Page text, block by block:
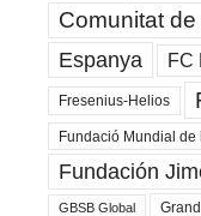
Comunitat de
Espanya FC
Fresenius-Helios
Fundació Mundial de
Fundación
GBSB Global